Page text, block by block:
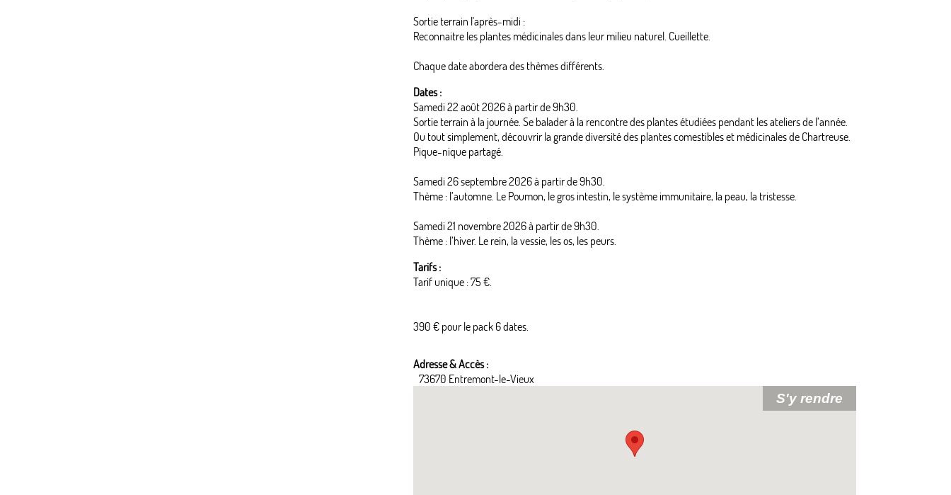
Sortie terrain l'après-midi :
Reconnaitre les plantes médicinales dans leur milieu naturel. Cueillette.
Chaque date abordera des thèmes différents.
Dates :
Samedi 22 août 2026 à partir de 9h30.
Sortie terrain à la journée. Se balader à la rencontre des plantes étudiées pendant les ateliers de l’année.
Ou tout simplement, découvrir la grande diversité des plantes comestibles et médicinales de Chartreuse.
Pique-nique partagé.
Samedi 26 septembre 2026 à partir de 9h30.
Thème : l’automne. Le Poumon, le gros intestin, le système immunitaire, la peau, la tristesse.
Samedi 21 novembre 2026 à partir de 9h30.
Thème : l’hiver. Le rein, la vessie, les os, les peurs.
Tarifs :
Tarif unique : 75 €.
390 € pour le pack 6 dates.
Adresse & Accès :
73670 Entremont-le-Vieux